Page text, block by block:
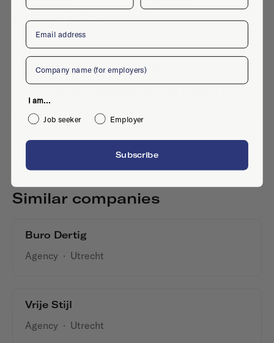
Active jobs
No active jobs right now
Similar companies
Buro Dertig
Agency · Utrecht
Vrije Stijl
Agency · Utrecht
Email
Company
I am...
Job seeker
Employer
Subscribe